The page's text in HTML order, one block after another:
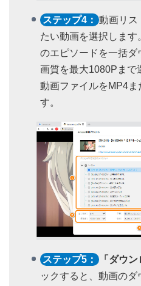
ステップ4： 動画リス
たい動画を選択しま
のエピソードを一括ダ
画質を最大1080Pまで
動画ファイルをMP4ま
す。
ステップ5： 「ダウン
ックすると、動画の